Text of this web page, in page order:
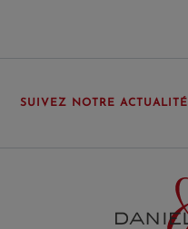
SUIVEZ NOTRE ACTUALITÉ